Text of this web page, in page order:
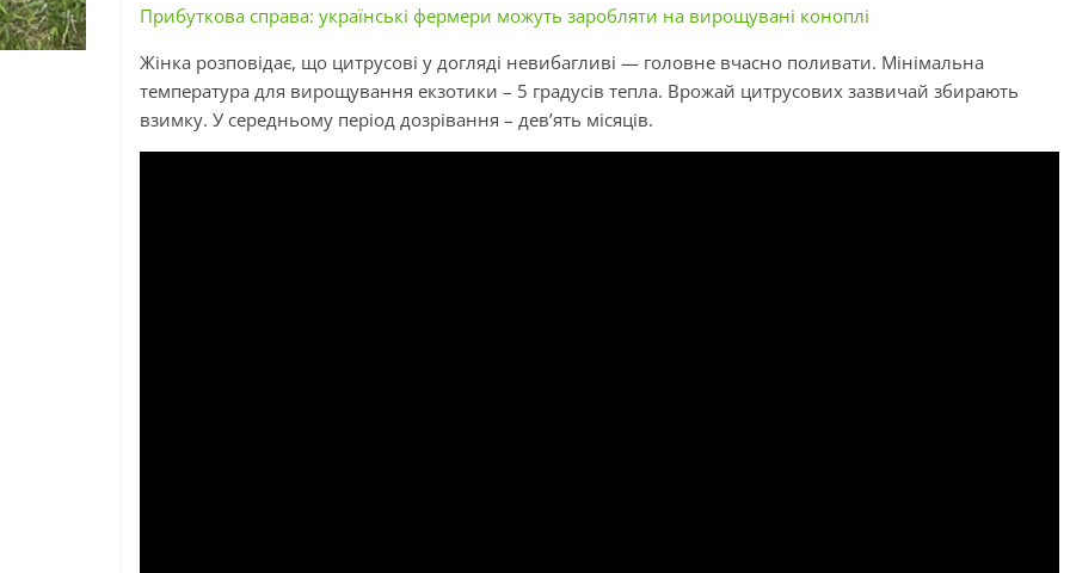
Прибуткова справа: українські фермери можуть заробляти на вирощувані коноплі
Жінка розповідає, що цитрусові у догляді невибагливі — головне вчасно поливати. Мінімальна
температура для вирощування екзотики – 5 градусів тепла. Врожай цитрусових зазвичай збирають
взимку. У середньому період дозрівання – дев’ять місяців.